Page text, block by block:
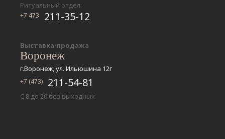
Ритуальный отдел:
+7 473 211-35-12
Выставка-продажа
Воронеж
г.Воронеж, ул. Ильюшина 12г
+7 (473) 211-54-81
С 8 до 20 без выходных